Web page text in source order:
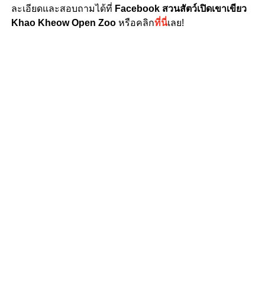
ละเอียดและสอบถามได้ที่ Facebook สวนสัตว์เปิดเขาเขียว
Khao Kheow Open Zoo หรือคลิกที่นี่เลย!